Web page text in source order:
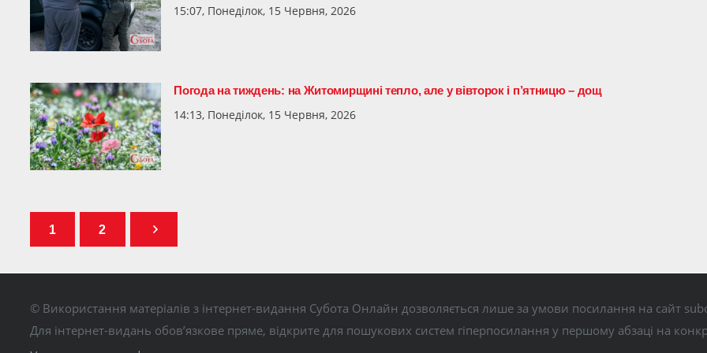
15:07, Понеділок, 15 Червня, 2026
Погода на тиждень: на Житомирщині тепло, але у вівторок і п’ятницю – дощ
14:13, Понеділок, 15 Червня, 2026
1 2
© Використання матеріалів з інтернет-видання Субота Онлайн дозволяється лише за умови посилання на сайт
Для інтернет-видань обов’язкове пряме, відкрите для пошукових систем гіперпосилання у першому абзаці на